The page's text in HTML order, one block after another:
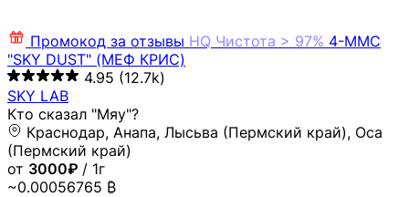
Промокод за отзывы HQ Чистота > 97% 4-MMC
"SKY DUST" (МЕФ КРИС)
4.95 (12.7k)
SKY LAB
Кто сказал "Мяу"?
Краснодар, Анапа, Лысьва (Пермский край), Оса
(Пермский край)
от 3000₽ / 1г
~0.00056765 ₿